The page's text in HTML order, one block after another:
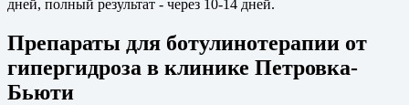
дней, полный результат - через 10-14 дней.
Препараты для ботулинотерапии от
гипергидроза в клинике Петровка-
Бьюти